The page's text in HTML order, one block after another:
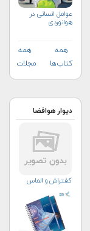
عوامل انسانی در
هوانوردی
همه
کتاب‌ها
همه
مجلات
دیوار هوافضا
کفتراش و الماس